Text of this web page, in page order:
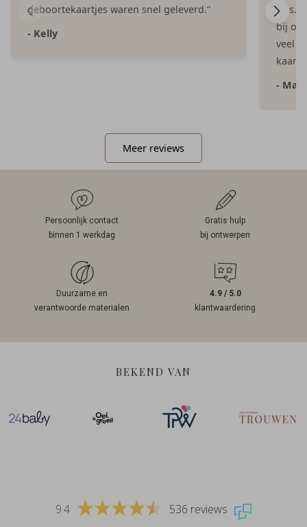
geboortekaartjes waren snel geleverd.”
- Kelly
Dijs.
bij
veel
-
Meer reviews
Persoonlijk contact
binnen 1 werkdag
Gratis hulp
bij ontwerpen
Duurzame en
verantwoorde materialen
4.9 / 5.0
klantwaardering
BEKEND VAN
9.4 536 reviews